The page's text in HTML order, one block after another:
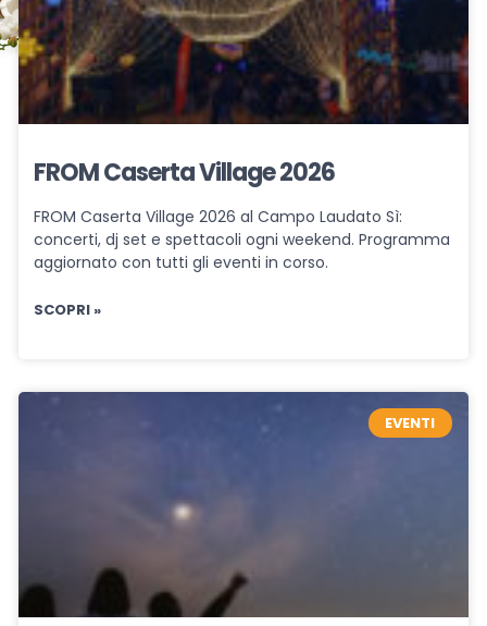
FROM Caserta Village 2026
FROM Caserta Village 2026 al Campo Laudato Sì:
concerti, dj set e spettacoli ogni weekend. Programma
aggiornato con tutti gli eventi in corso.
SCOPRI »
EVENTI